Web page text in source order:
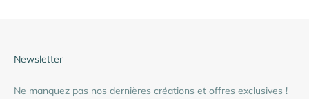
Newsletter
Ne manquez pas nos dernières créations et offres exclusives !